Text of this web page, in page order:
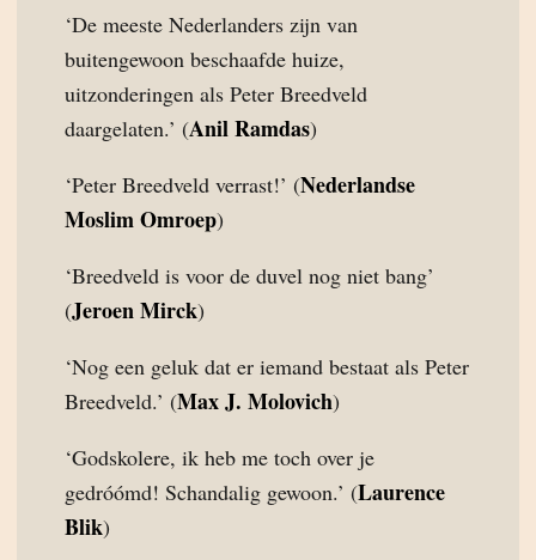
‘De meeste Nederlanders zijn van
buitengewoon beschaafde huize,
uitzonderingen als Peter Breedveld
daargelaten.’ (Anil Ramdas)
‘Peter Breedveld verrast!’ (Nederlandse
Moslim Omroep)
‘Breedveld is voor de duvel nog niet bang’
(Jeroen Mirck)
‘Nog een geluk dat er iemand bestaat als Peter
Breedveld.’ (Max J. Molovich)
‘Godskolere, ik heb me toch over je
gedróómd! Schandalig gewoon.’ (Laurence
Blik)